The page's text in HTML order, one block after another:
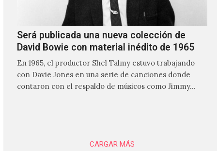
Será publicada una nueva colección de
David Bowie con material inédito de 1965
En 1965, el productor Shel Talmy estuvo trabajando
con Davie Jones en una serie de canciones donde
contaron con el respaldo de músicos como Jimmy…
CARGAR MÁS